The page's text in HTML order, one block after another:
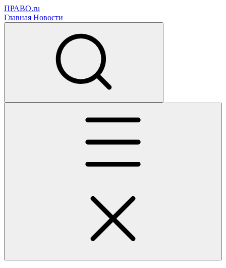
ПРАВО.ru
Главная Новости